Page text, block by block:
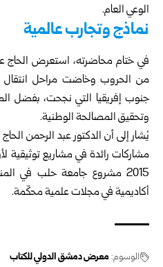
الوعي العام.
نماذج وتجارب عالمية
في ختام محاضرته، استعرض الحاج
من الحروب وخاضت مراحل
جنوب إفريقيا التي نجحت، بفضل
وتحقيق المصالحة الوطنية.
يُشار إلى أن الدكتور عبد الرحمن
مشاركات رائدة في مشاريع توثيقية
2015 مشروع جامعة حلب في
أكاديمية في مجلات علمية محكّمة.
الوسوم: معرض دمشق الدولي للكتاب